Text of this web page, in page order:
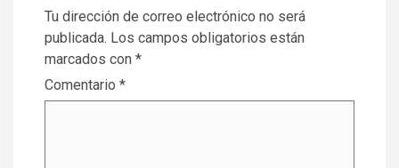
Tu dirección de correo electrónico no será
publicada. Los campos obligatorios están
marcados con *
Comentario *